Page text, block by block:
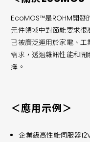
EcoMOS™是ROHM開發
元件領域中對節能要求
已被廣泛運用於家電、
需求，透過雜訊性能和
擇。
＜應用示例＞
企業級高性能伺服器